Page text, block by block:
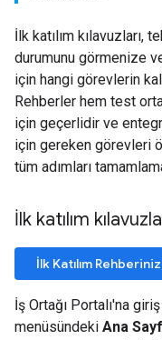
İlk katılım kılavuzları,
durumunu görmenize
için hangi görevlerin
Rehberler hem test
için geçerlidir ve
için gereken görevleri
tüm adımları
İlk katılım
İlk Katılım Rehberiniz
İş Ortağı Portalı'na
menüsündeki Ana